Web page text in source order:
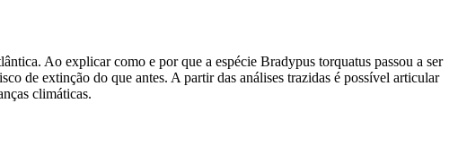
Ao explicar como e por que a espécie Bradypus torquatus passou a ser
de extinção do que antes. A partir das análises trazidas é possível articular
climáticas.